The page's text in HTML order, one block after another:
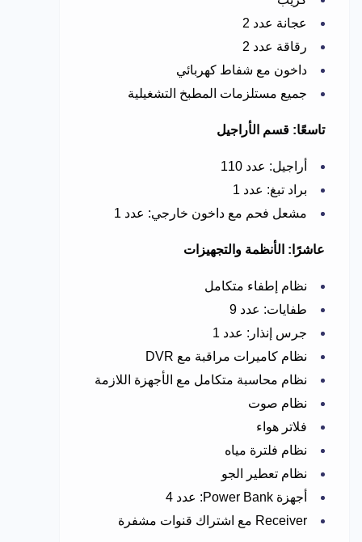
عجانة عدد 2
رقاقة عدد 2
داخون مع شفاط كهربائي
جميع مستلزمات المطبخ التشغيلية
تاسعًا: قسم الأراجيل
أراجيل: عدد 110
براد تبغ: عدد 1
مشعل فحم مع داخون خارجي: عدد 1
عاشرًا: الأنظمة والتجهيزات
نظام إطفاء متكامل
طفايات: عدد 9
جرس إنذار: عدد 1
نظام كاميرات مراقبة مع DVR
نظام محاسبة متكامل مع الأجهزة اللازمة
نظام صوت
فلاتر هواء
نظام فلترة مياه
نظام تعطير الجو
أجهزة Power Bank: عدد 4
Receiver مع اشتراك قنوات مشفرة